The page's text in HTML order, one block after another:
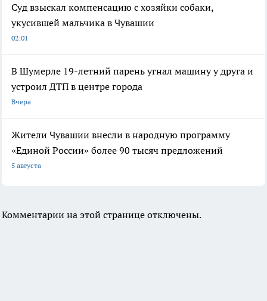
Суд взыскал компенсацию с хозяйки собаки,
укусившей мальчика в Чувашии
02:01
В Шумерле 19-летний парень угнал машину у друга и
устроил ДТП в центре города
Вчера
Жители Чувашии внесли в народную программу
«Единой России» более 90 тысяч предложений
5 августа
Комментарии на этой странице отключены.